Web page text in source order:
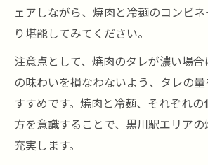
ェアしながら、焼肉と冷麺のコンビ
り堪能してみてください。
注意点として、焼肉のタレが濃い場
の味わいを損なわないよう、タレの
すすめです。焼肉と冷麺、それぞれ
方を意識することで、黒川駅エリア
充実します。